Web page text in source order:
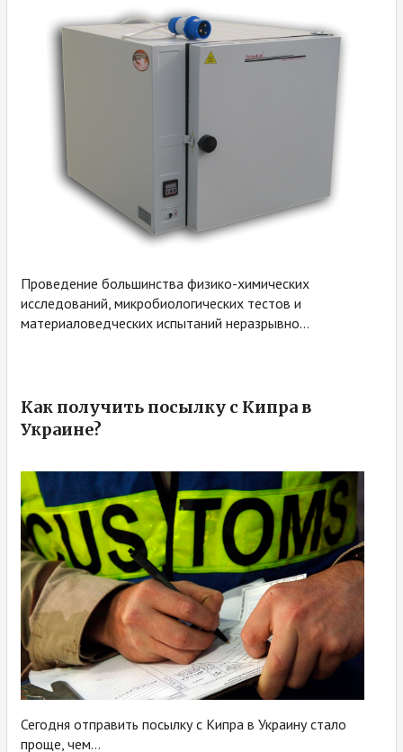
Проведение большинства физико-химических
исследований, микробиологических тестов и
материаловедческих испытаний неразрывно...
Как получить посылку с Кипра в
Украине?
Сегодня отправить посылку с Кипра в Украину стало
проще, чем...